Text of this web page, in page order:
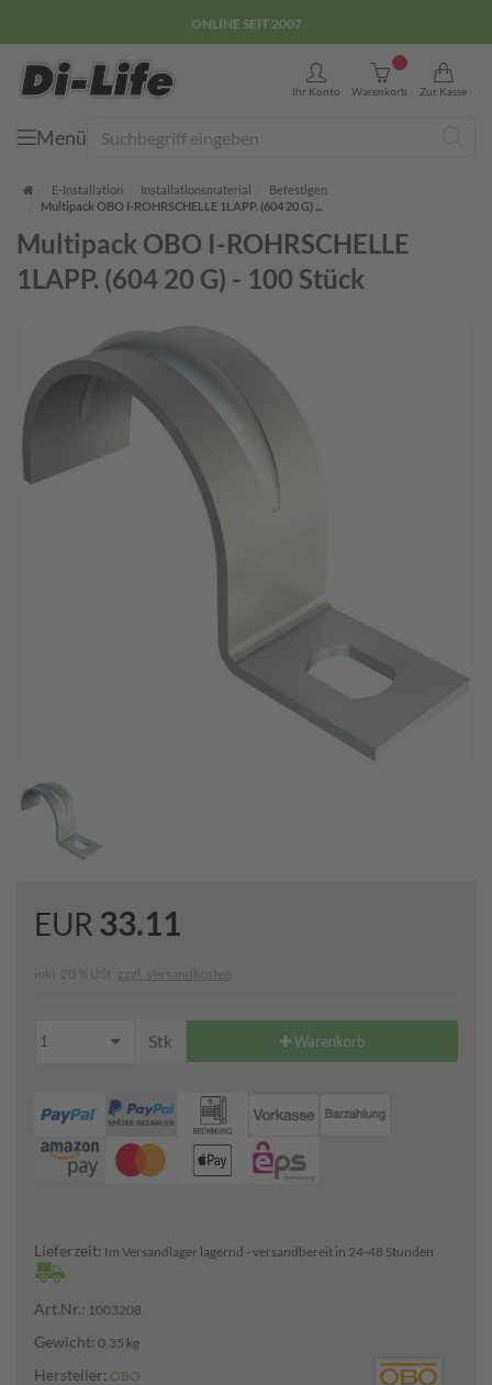
ONLINE SEIT 2007
Ihr Konto Warenkorb
0
Zur Kasse
Menü
Startseite
E-Installation Installationsmaterial
Befestigen
Multipack OBO I-ROHRSCHELLE 1LAPP. (604 20 G) ...
Multipack OBO I-ROHRSCHELLE
1LAPP. (604 20 G) - 100 Stück
EUR 33.11
Lieferzeit: Im Versandlager lagernd - versandbereit in 24-48 Stunden
Art.Nr.: 1003208
Gewicht: 0,35 kg
Hersteller: OBO
1 Stk Warenkorb